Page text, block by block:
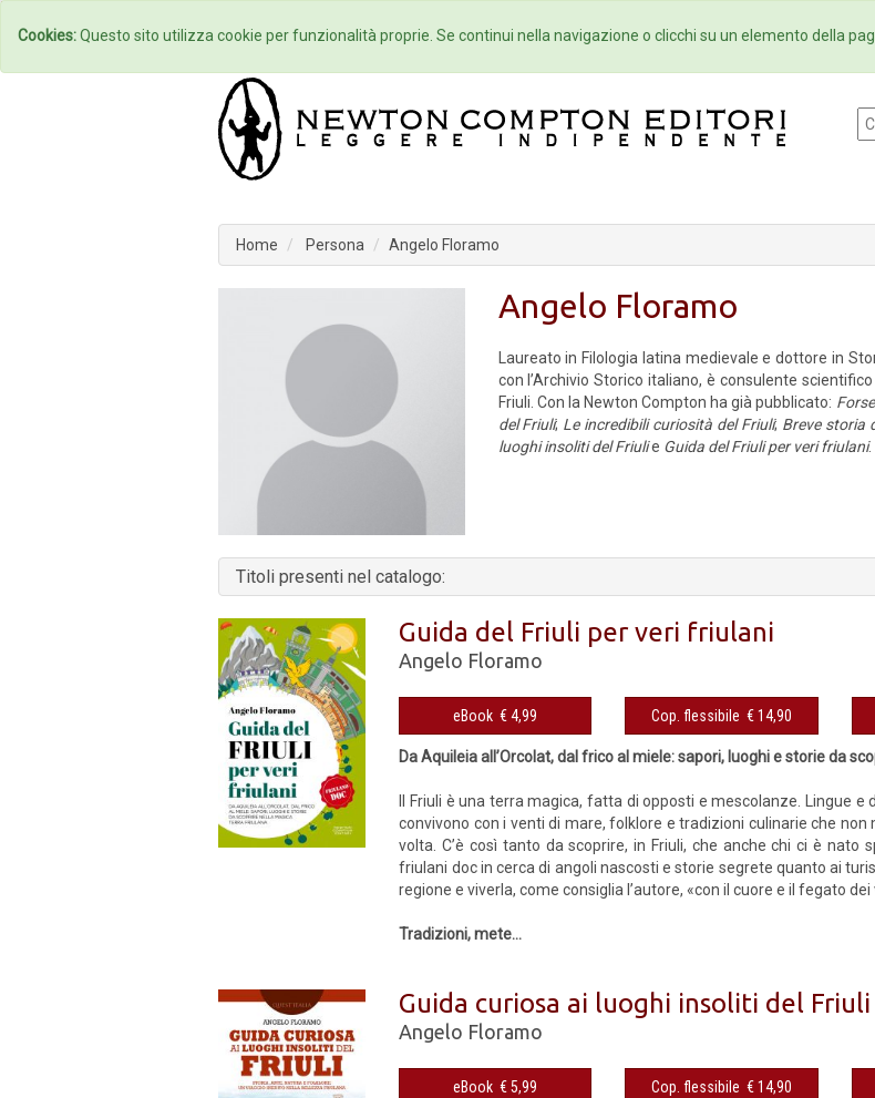
Home Autori Eventi Collane
Home Persona Angelo Floramo
Angelo Floramo
Laureato in Filologia latina medievale e dottore in
con l’Archivio Storico italiano, è consulente
Friuli. Con la Newton Compton ha già pubblicato:
del Friuli; Le incredibili curiosità del Friuli; Breve storia
luoghi insoliti del Friulie Guida del Friuli per veri friulani.
Titoli presenti nel catalogo:
Guida del Friuli per veri friulani
Angelo Floramo
eBook € 4,99 Cop. flessibile € 14,90
Da Aquileia all’Orcolat, dal frico al miele: sapori, luoghi e storie da
Il Friuli è una terra magica, fatta di opposti e mescolanze. Lingue
convivono con i venti di mare, folklore e tradizioni culinarie che
volta. C’è così tanto da scoprire, in Friuli, che anche chi ci è
friulani doc in cerca di angoli nascosti e storie segrete quanto ai
regione e viverla, come consiglia l’autore, «con il cuore e il fegato dei
Tradizioni, mete...
Guida curiosa ai luoghi insoliti del Friuli
Angelo Floramo
eBook € 5,99 Cop. flessibile € 14,90
Cookies:Questo sito utilizza cookie per funzionalità proprie. Se continui nella navigazione o clicchi su un elemento della